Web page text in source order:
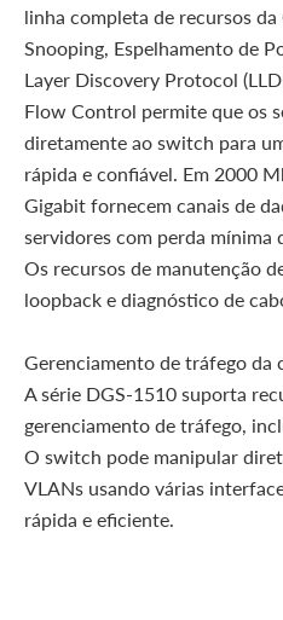
linha completa de recursos
Snooping, Espelhamento de
Layer Discovery Protocol
Flow Control permite que os
diretamente ao switch para
rápida e confiável. Em 2000
Gigabit fornecem canais de
servidores com perda mínima
Os recursos de manutenção
loopback e diagnóstico de
Gerenciamento de tráfego da
A série DGS-1510 suporta
gerenciamento de tráfego,
O switch pode manipular
VLANs usando várias
rápida e eficiente.